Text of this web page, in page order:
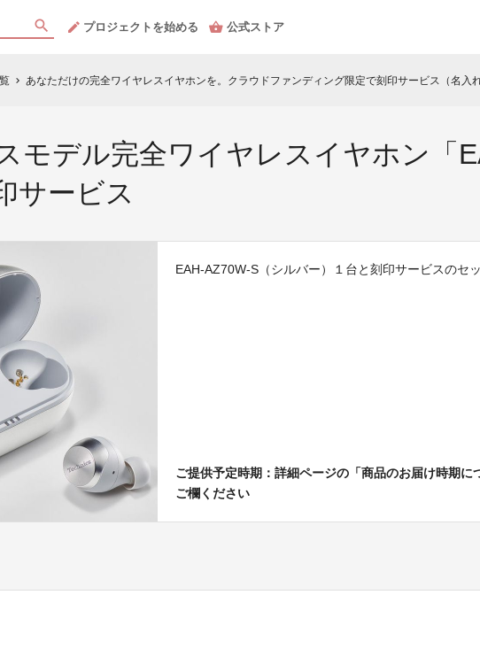
プロジェクトを始める 公式ストア
chevron_right あなただけの完全ワイヤレスイヤホンを。クラウドファンディング限定で刻印サービス（名入
モデル完全ワイヤレスイヤホン「
サービス
EAH-AZ70W-S（シルバー）１台と刻印サービスのセッ
ご提供予定時期：詳細ページの「商品のお届け時期に
ご欄ください